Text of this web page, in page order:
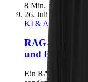
8 Min.
26. Juli 2026
KI & AI Agents
RAG-System
und Betrieb
Ein RAG-System